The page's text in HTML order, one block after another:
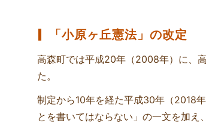
「小原ヶ丘憲法」の改定
高森町では平成20年（2008年）に、
た。
制定から10年を経た平成30年（2018
とを書いてはならない」の一文を加